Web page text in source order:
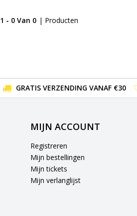
1 - 0 Van 0 | Producten
GRATIS VERZENDING VANAF €30
MIJN ACCOUNT
Registreren
Mijn bestellingen
Mijn tickets
Mijn verlanglijst